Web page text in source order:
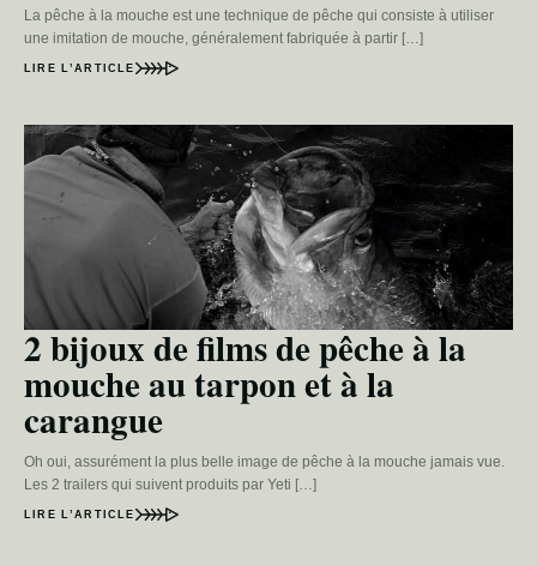
La pêche à la mouche est une technique de pêche qui consiste à utiliser
une imitation de mouche, généralement fabriquée à partir […]
LIRE L’ARTICLE
2 bijoux de films de pêche à la
mouche au tarpon et à la
carangue
Oh oui, assurément la plus belle image de pêche à la mouche jamais vue.
Les 2 trailers qui suivent produits par Yeti […]
LIRE L’ARTICLE